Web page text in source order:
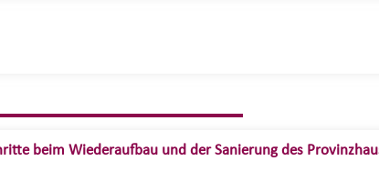
beim Wiederaufbau und der Sanierung des